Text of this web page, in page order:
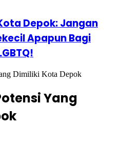
Depok: Jangan
Apapun Bagi
Dimiliki Kota Depok
Yang